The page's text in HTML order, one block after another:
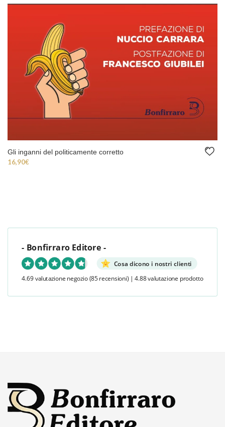
Gli inganni del politicamente corretto
16,90€
- Bonfirraro Editore -
Cosa dicono i nostri clienti
4.69 valutazione negozio (85 recensioni) | 4.88 valutazione prodotto